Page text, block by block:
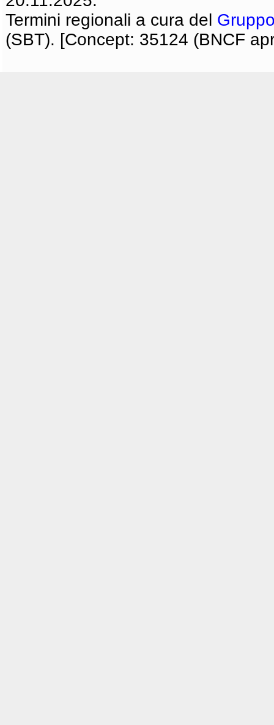
Termini regionali a cura del
(SBT). [Concept: 35124 (BNCF